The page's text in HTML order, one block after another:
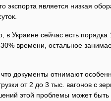
экспорта является низкая
Украине сейчас есть порядка
времени, остальное
документы отнимают
от 2 до 3 тыс. вагонов с
этой проблемы может